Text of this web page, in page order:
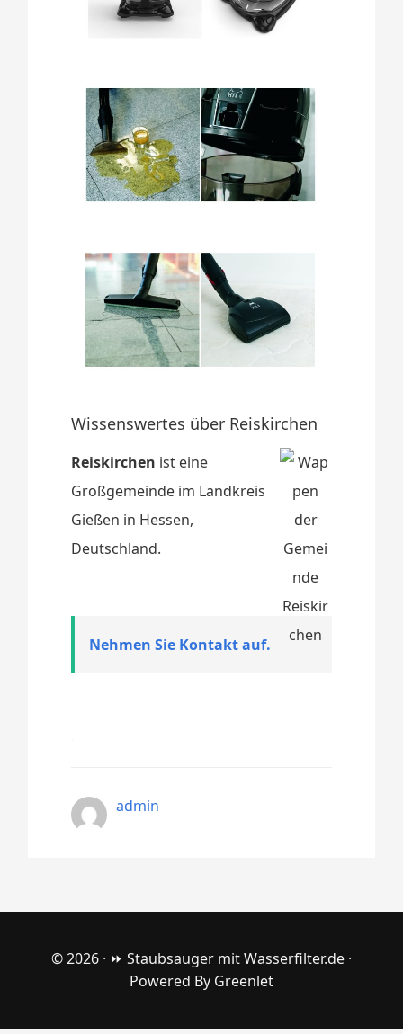
Wissenswertes über Reiskirchen
Reiskirchen ist eine
Großgemeinde im Landkreis
Gießen in Hessen,
Deutschland.
Nehmen Sie Kontakt auf.
admin
© 2026 · ⏩ Staubsauger mit Wasserfilter.de ·
Powered By Greenlet